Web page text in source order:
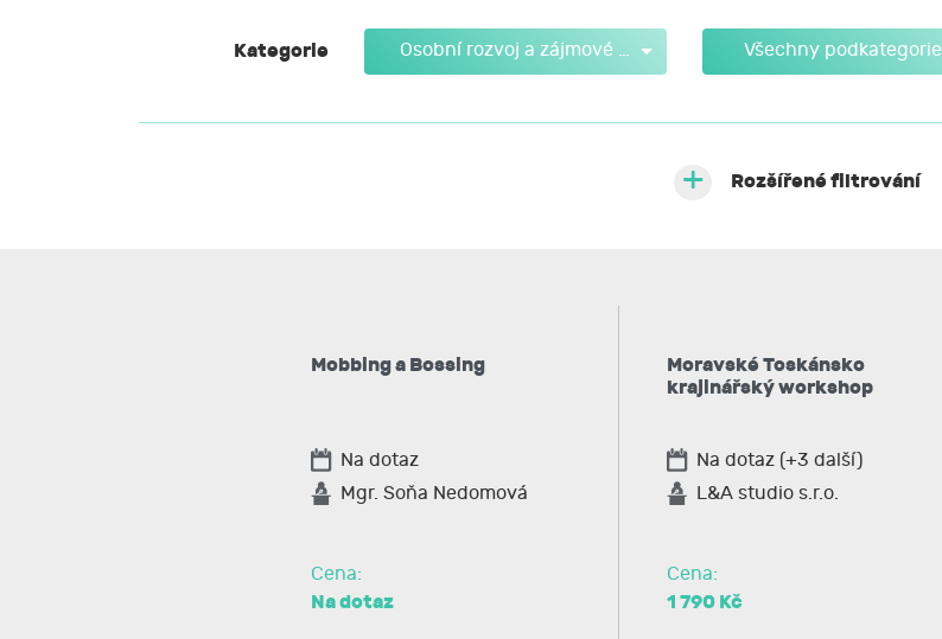
Kategorie Osobní rozvoj a zájmové kurzy Všechny podkategorie
Rozšířené filtrování
Mobbing a Bossing
Na dotaz
Mgr. Soňa Nedomová
Cena:
Na dotaz
Moravské Toskánsko
krajinářský workshop
Na dotaz (+3 další)
L&A studio s.r.o.
Cena:
1 790 Kč